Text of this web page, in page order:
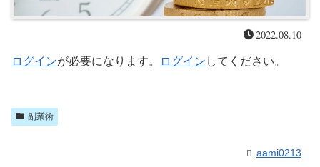
2022.08.10
ログインが必要になります。 ログイン してください。
副業術
aami0213